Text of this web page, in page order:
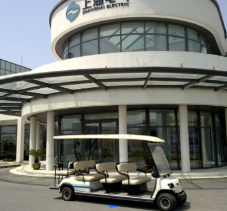
معلومات عنا
الأخبار وقضايا التعاون
قواعد التصنيع والعمليات
يدعم